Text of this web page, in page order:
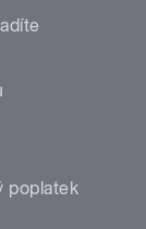
poplatek